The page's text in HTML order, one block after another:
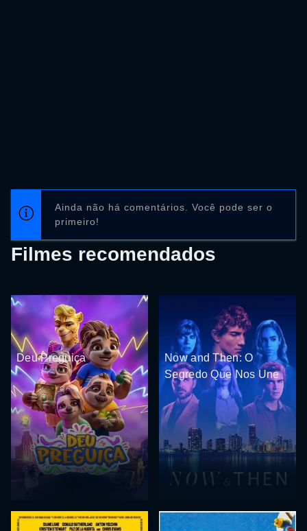
Ainda não há comentários. Você pode ser o
primeiro!
Filmes recomendados
Deu Preguiça
Now and Then: O
Segredo Que Nos Une